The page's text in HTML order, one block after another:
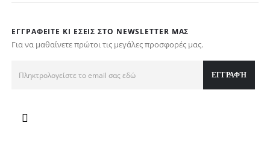
ΕΓΓΡΑΦΕΊΤΕ ΚΙ ΕΣΕΊΣ ΣΤΟ NEWSLETTER ΜΑΣ
Για να μαθαίνετε πρώτοι τις μεγάλες προσφορές μας.